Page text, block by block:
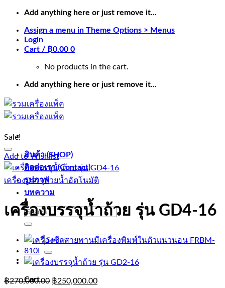
Skip
content
Add anything here or just remove it...
Assign a menu in Theme Options > Menus
Login
Cart / ฿0.00 0
No products in the cart.
Add anything here or just remove it...
สินค้า (SHOP)
ติดต่อเรา (Contact)
รูปภาพ
บทความ
Search
Search
0
Cart
Sale!
Add to Wishlist
เครื่องบรรจุถ้วยน้ำอัตโนมัติ
เครื่องบรรจุน้ำถ้วย รุ่น GD4-16
฿270,000.00 ฿250,000.00